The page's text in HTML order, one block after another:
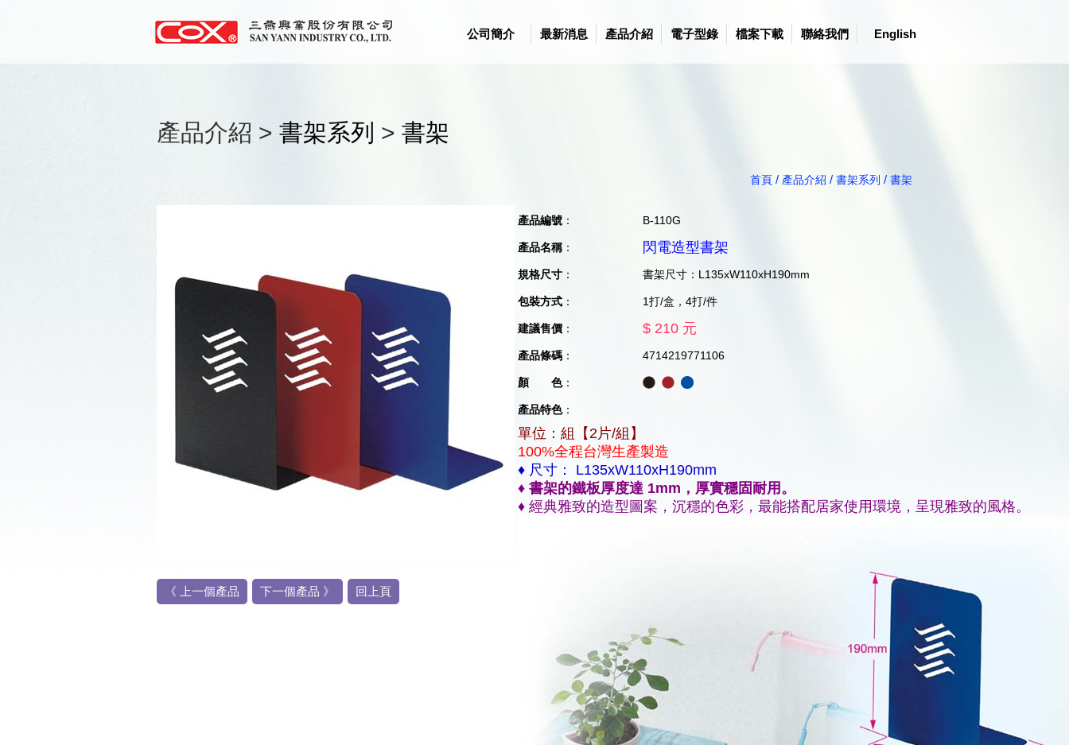
公司簡介 最新消息 產品介紹 電子型錄 檔案下載 聯絡我們 English
產品介紹 > 書架系列 > 書架
首頁 / 產品介紹 / 書架系列 / 書架
《 上一個產品 下一個產品 》 回上頁
產品編號 ： B-110G
產品名稱： 閃電造型書架
規格尺寸 ： 書架尺寸：L135xW110xH190mm
包裝方式 ： 1打/盒，4打/件
建議售價 ： $ 210 元
產品條碼 ： 4714219771106
顏 色：
產品特色：
單位：組【2片/組】
100%全程台灣生產製造
♦ 尺寸： L135xW110xH190mm
♦ 書架的鐵板厚度達 1mm，厚實穩固耐用。
♦ 經典雅致的造型圖案，沉穩的色彩，最能搭配居家使用環境，呈現雅致的風格。